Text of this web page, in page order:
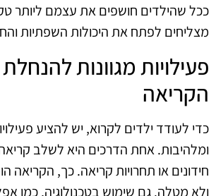
ככל שהילדים חושפים את עצמם ליותר
מצליחים לפתח את היכולות השפתיות
פעילויות מגוונות
הקריאה
כדי לעודד ילדים לקרוא, יש להציע
ומלהיבות. אחת הדרכים היא לשלב
חידונים או תחרויות קריאה. כך, הקריאה
ולא מטלה. גם שימוש בטכנולוגיה, כמו